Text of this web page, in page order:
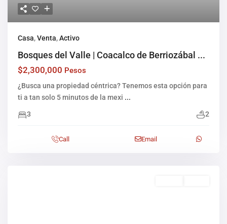
Casa,Venta,Activo
Bosques del Valle | Coacalco de Berriozábal ...
$2,300,000 Pesos
¿Busca una propiedad céntrica? Tenemos esta opción para
ti a tan solo 5 minutos de la mexi ...
3 2
Call Email